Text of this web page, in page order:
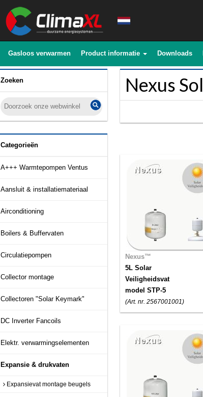
Gasloos verwarmen Product informatie Downloads
Zoeken
Categorieën
A+++ Warmtepompen Ventus
Aansluit & installatiemateriaal
Airconditioning
Boilers & Buffervaten
Circulatiepompen
Collector montage
Collectoren "Solar Keymark"
DC Inverter Fancoils
Elektr. verwarmingselementen
Expansie & drukvaten
Expansievat montage beugels
Nexus
Nexus™
5L Solar
Veiligheidsvat
model STP-5
(Art. nr. 2567001001)